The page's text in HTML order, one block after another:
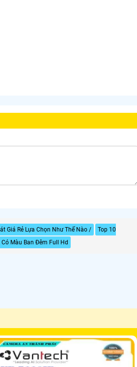
Giá Rẻ Lựa Chọn Như Thế Nào /
Top 10
Màu Ban Đêm Full Hd